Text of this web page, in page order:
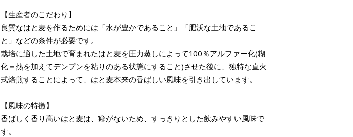
【生産者のこだわり】
良質なはと麦を作るためには「水が豊かであること」「肥沃な土地であるこ
と」などの条件が必要です。
栽培に適した土地で育まれたはと麦を圧力蒸しによって100％アルファー化(糊
化＝熱を加えてデンプンを粘りのある状態にすること)させた後に、独特な直火
式焙煎することによって、はと麦本来の香ばしい風味を引き出しています。
【風味の特徴】
香ばしく香り高いはと麦は、癖がないため、すっきりとした飲みやすい風味で
す。